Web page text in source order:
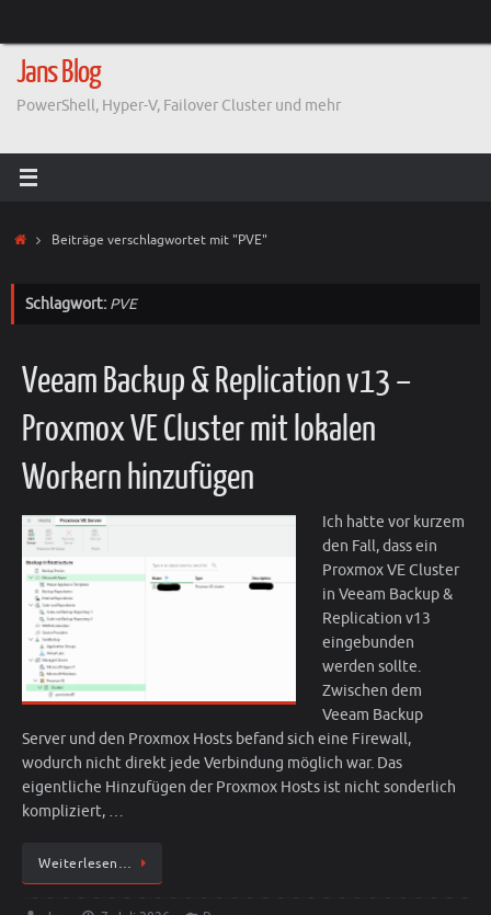
springen
Jans Blog
PowerShell, Hyper-V, Failover Cluster und mehr
StartBeiträge verschlagwortet mit "PVE"
Schlagwort: PVE
Veeam Backup & Replication v13 –
Proxmox VE Cluster mit lokalen
Workern hinzufügen
Ich hatte vor kurzem
den Fall, dass ein
Proxmox VE Cluster
in Veeam Backup &
Replication v13
eingebunden
werden sollte.
Zwischen dem
Veeam Backup
Server und den Proxmox Hosts befand sich eine Firewall,
wodurch nicht direkt jede Verbindung möglich war. Das
eigentliche Hinzufügen der Proxmox Hosts ist nicht sonderlich
kompliziert, …
Weiterlesen…